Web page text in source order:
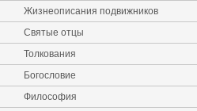
Жизнеописания подвижников
Святые отцы
Толкования
Богословие
Философия